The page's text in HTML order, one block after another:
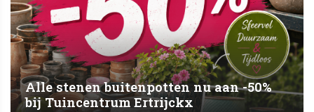
Alle stenen buitenpotten nu aan -50%
bij Tuincentrum Ertrijckx